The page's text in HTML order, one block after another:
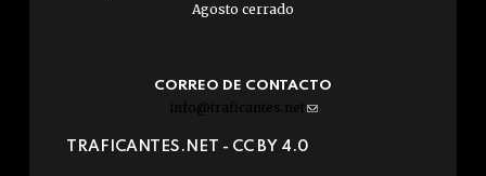
Agosto cerrado
CORREO DE CONTACTO
info@traficantes.net (link
e-
TRAFICANTES.NET - CC BY 4.0